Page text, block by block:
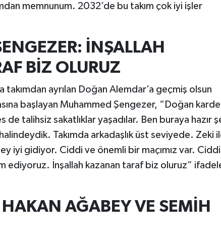
memnunum. 2032’de bu takım çok iyi işler
İNŞALLAH
BİZ OLURUZ
takımdan ayrılan Doğan Alemdar’a geçmiş olsun
başlayan Muhammed Şengezer, “Doğan
de talihsiz sakatlıklar yaşadılar. Ben buraya hazır
Takımda arkadaşlık üst seviyede. Zeki
iyi gidiyor. Ciddi ve önemli bir maçımız var. Ciddi
ediyoruz. İnşallah kazanan taraf biz oluruz”
AĞABEY VE SEMİH